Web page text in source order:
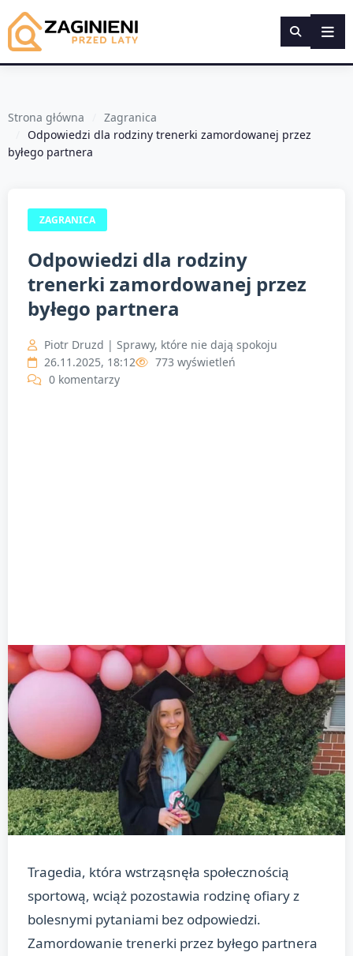
Strona główna
Zagranica
Odpowiedzi dla rodziny trenerki zamordowanej przez
byłego partnera
ZAGRANICA
Odpowiedzi dla rodziny
trenerki zamordowanej przez
byłego partnera
Piotr Druzd | Sprawy, które nie dają spokoju
26.11.2025, 18:12
773 wyświetleń
0 komentarzy
Tragedia, która wstrząsnęła społecznością
sportową, wciąż pozostawia rodzinę ofiary z
bolesnymi pytaniami bez odpowiedzi.
Zamordowanie trenerki przez byłego partnera